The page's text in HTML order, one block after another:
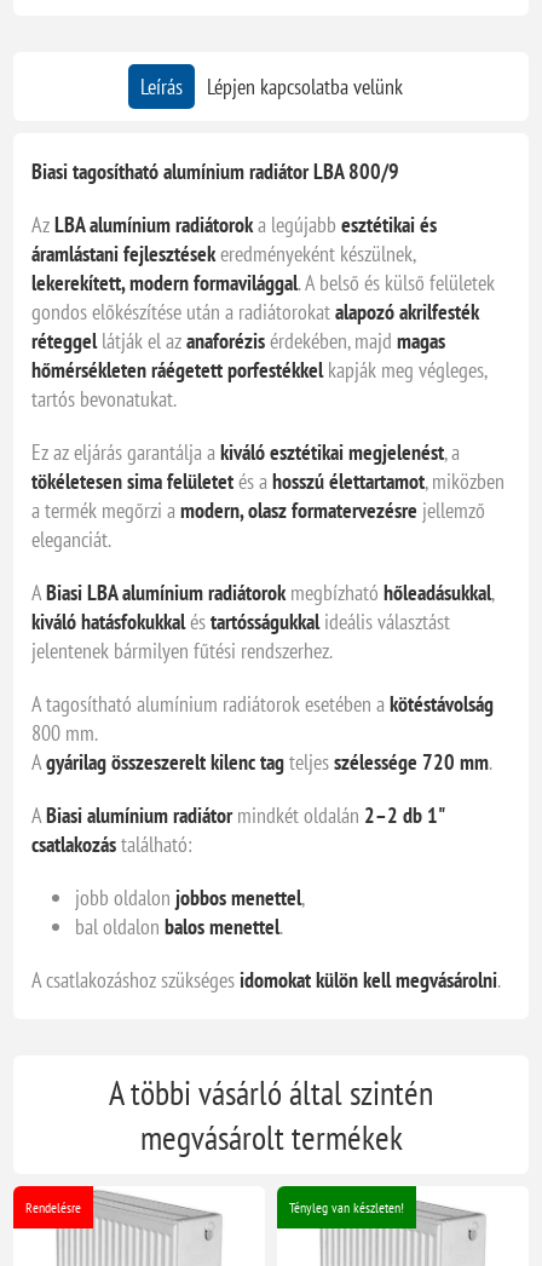
Leírás Lépjen kapcsolatba velünk
Biasi tagosítható alumínium radiátor LBA 800/9
AzLBA alumínium radiátoroka legújabbesztétikai és
áramlástani fejlesztésekeredményeként készülnek,
lekerekített, modern formavilággal. A belső és külső felületek
gondos előkészítése után a radiátorokatalapozó akrilfesték
réteggellátják el azanaforézisérdekében, majdmagas
hőmérsékleten ráégetett porfestékkelkapják meg végleges,
tartós bevonatukat.
Ez az eljárás garantálja akiváló esztétikai megjelenést, a
tökéletesen sima felületetés ahosszú élettartamot, miközben
a termék megőrzi amodern, olasz formatervezésre jellemző
eleganciát.
ABiasi LBA alumínium radiátorokmegbízhatóhőleadásukkal,
kiváló hatásfokukkaléstartósságukkalideális választást
jelentenek bármilyen fűtési rendszerhez.
A tagosítható alumínium radiátorok esetében akötéstávolság
800 mm.
Agyárilag összeszerelt kilenc tagteljesszélessége 720 mm.
ABiasi alumínium radiátormindkét oldalán 2–2 db 1"
csatlakozástalálható:
jobb oldalonjobbos menettel,
bal oldalonbalos menettel.
A csatlakozáshoz szükségesidomokat külön kell megvásárolni.
A többi vásárló által szintén
megvásárolt termékek
Rendelésre Tényleg van készleten!